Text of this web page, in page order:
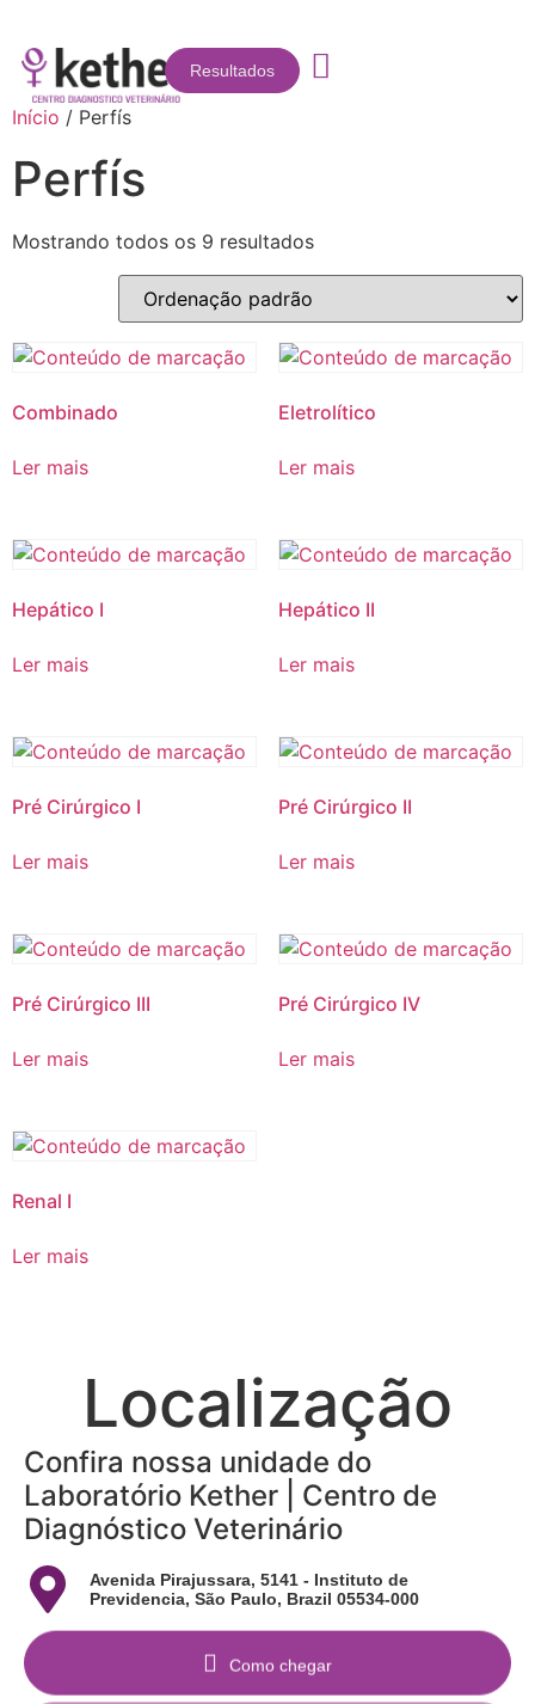
Resultados
Início / Perfís
Perfís
Mostrando todos os 9 resultados
Combinado
Ler mais
Eletrolítico
Ler mais
Hepático I
Ler mais
Hepático II
Ler mais
Pré Cirúrgico I
Ler mais
Pré Cirúrgico II
Ler mais
Pré Cirúrgico III
Ler mais
Pré Cirúrgico IV
Ler mais
Renal I
Ler mais
Localização
Confira nossa unidade do
Laboratório Kether | Centro de
Diagnóstico Veterinário
Avenida Pirajussara, 5141 - Instituto de
Previdencia, São Paulo, Brazil 05534-000
Como chegar